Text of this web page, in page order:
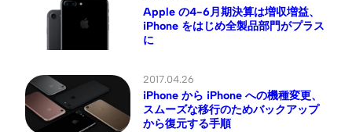
Apple の4-6月期決算は増収増益、
iPhone をはじめ全製品部門がプラス
に
2017.04.26
iPhone から iPhone への機種変更、
スムーズな移行のためバックアップ
から復元する手順